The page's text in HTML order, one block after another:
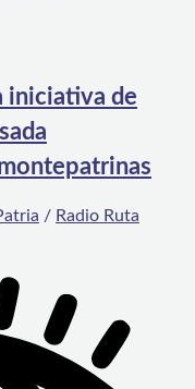
iniciativa de
/ Radio Ruta